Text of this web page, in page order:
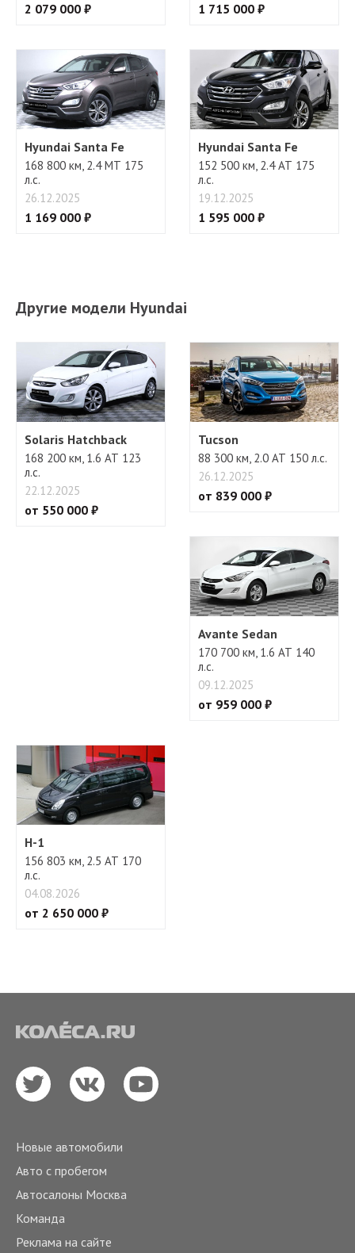
2 079 000 ₽ 1 715 000 ₽
Hyundai Santa Fe
168 800 км, 2.4 МТ 175
л.с.
26.12.2025
1 169 000 ₽
Hyundai Santa Fe
152 500 км, 2.4 АТ 175
л.с.
19.12.2025
1 595 000 ₽
Другие модели Hyundai
Solaris Hatchback
168 200 км, 1.6 АТ 123
л.с.
22.12.2025
от 550 000 ₽
Tucson
88 300 км, 2.0 АТ 150 л.с.
26.12.2025
от 839 000 ₽
Avante Sedan
170 700 км, 1.6 АТ 140
л.с.
09.12.2025
от 959 000 ₽
H-1
156 803 км, 2.5 АТ 170
л.с.
04.08.2026
от 2 650 000 ₽
Новые автомобили
Авто с пробегом
Автосалоны Москва
Команда
Реклама на сайте